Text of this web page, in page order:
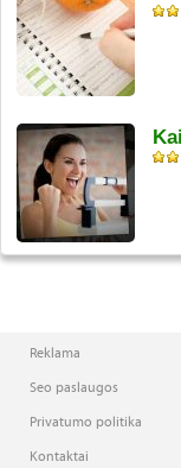
Reklama
Seo paslaugos
Privatumo politika
Kontaktai